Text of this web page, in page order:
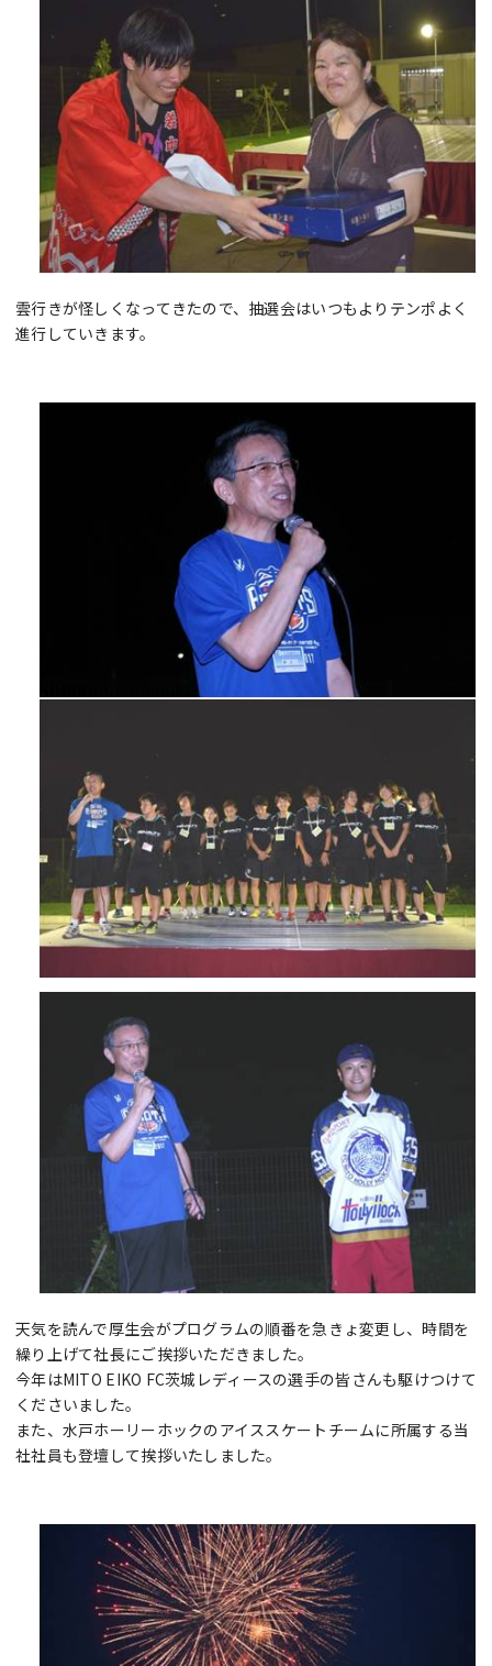
雲行きが怪しくなってきたので、抽選会はいつもよりテンポよく
進行していきます。
天気を読んで厚生会がプログラムの順番を急きょ変更し、時間を
繰り上げて社長にご挨拶いただきました。
今年はMITO EIKO FC茨城レディースの選手の皆さんも駆けつけて
くださいました。
また、水戸ホーリーホックのアイススケートチームに所属する当
社社員も登壇して挨拶いたしました。